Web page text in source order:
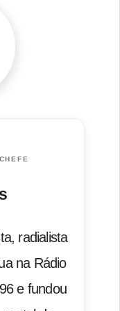
radialista
na Rádio
e fundou